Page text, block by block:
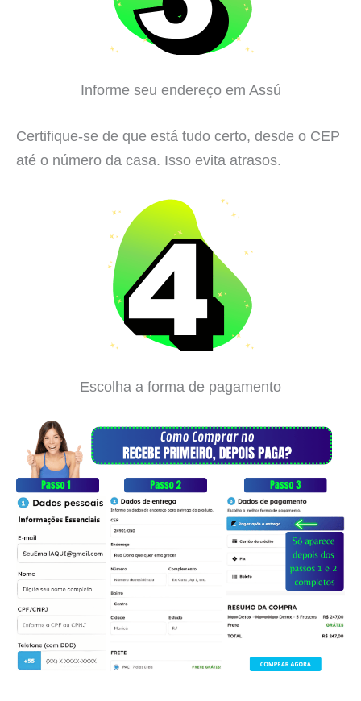
Informe seu endereço em Assú
Certifique-se de que está tudo certo, desde o CEP
até o número da casa. Isso evita atrasos.
Escolha a forma de pagamento